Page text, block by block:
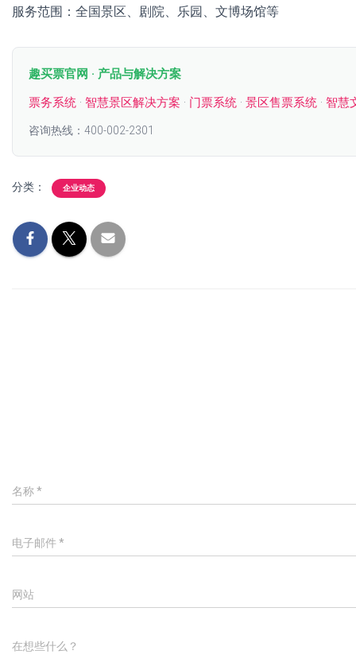
服务范围：全国景区、剧院、乐园、文博场馆等
趣买票官网 · 产品与解决方案
票务系统 · 智慧景区解决方案 · 门票系统 · 景区售票系统 · 智慧
咨询热线：400-002-2301
分类： 企业动态
名称*
电子邮件 *
网站
在想些什么？